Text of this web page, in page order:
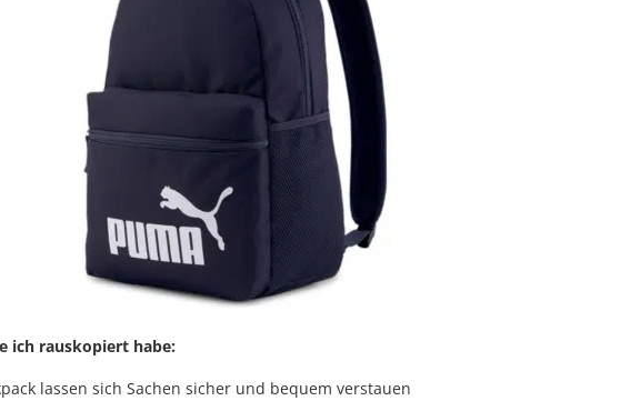
ich rauskopiert habe:
lassen sich Sachen sicher und bequem verstauen